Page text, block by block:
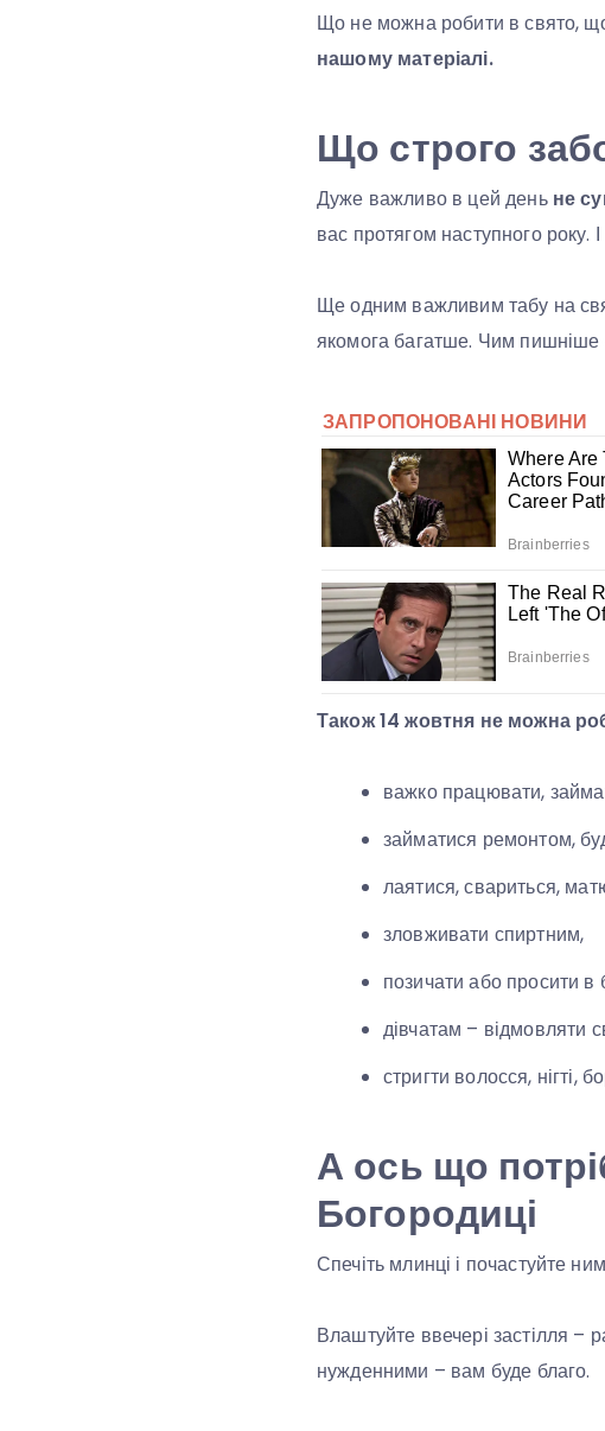
Що не можна робити в свято,
нашому матеріалі.
Що строго
Дуже важливо в цей деньне
вас протягом наступного
Ще одним важливим табу на
якомога багатше. Чим пишніше
Також 14 жовтня не можна
важко працювати,
займатися ремонтом,
лаятися, свариться,
зловживати спиртним,
позичати або просити в
дівчатам – відмовляти
стригти волосся, нігті,
А ось що
Богородиці
Спечіть млинці і почастуйте
Влаштуйте ввечері застілля –
нужденними – вам буде благо.